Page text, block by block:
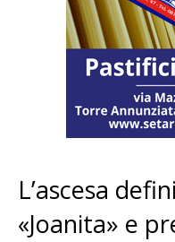
L’ascesa
«Joanita» e